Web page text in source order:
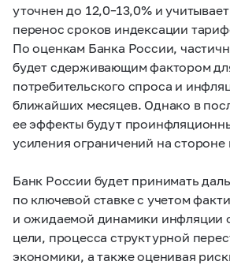
уточнен до 12,0–13,0%и
перенос сроков индексации
По оценкам Банка России,
будет сдерживающим фактором
потребительского спроса и
ближайших месяцев. Однако в
ее эффекты будут
усиления ограничений на
Банк России будет принимать
по ключевой ставке с учетом
и ожидаемой динамики инфляции
цели, процесса структурной
экономики, а также оценивая